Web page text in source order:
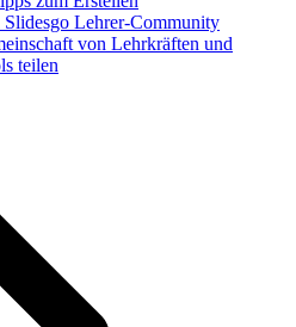
Slidesgo Lehrer-Community
von Lehrkräften und
teilen